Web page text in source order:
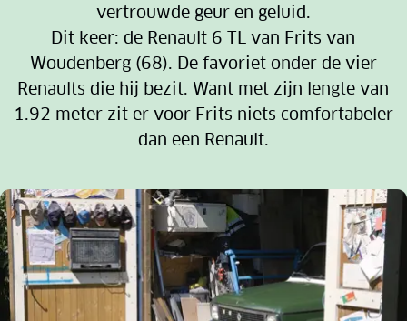
vertrouwde geur en geluid.
Dit keer: de Renault 6 TL van Frits van
Woudenberg (68). De favoriet onder de vier
Renaults die hij bezit. Want met zijn lengte van
1.92 meter zit er voor Frits niets comfortabeler
dan een Renault.